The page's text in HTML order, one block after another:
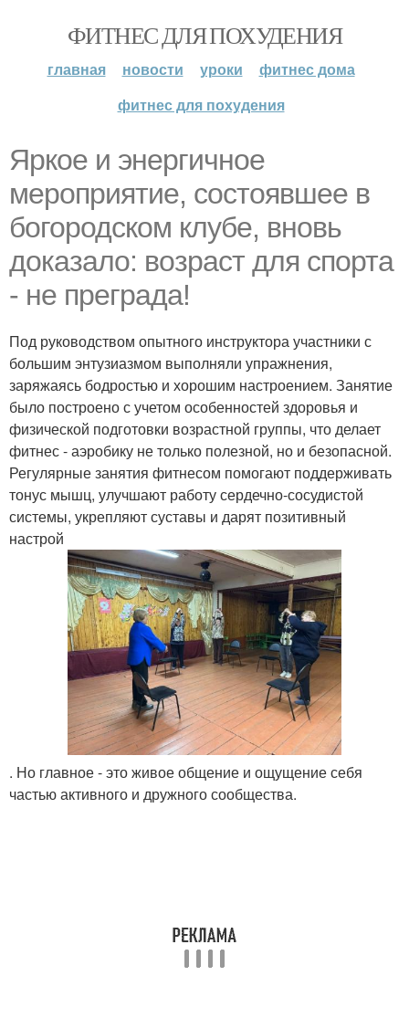
ФИТНЕС ДЛЯ ПОХУДЕНИЯ
главная новости уроки
фитнес дома
фитнес для похудения
Яркое и энергичное
мероприятие, состоявшее в
богородском клубе, вновь
доказало: возраст для спорта
- не преграда!
Под руководством опытного инструктора участники с
большим энтузиазмом выполняли упражнения,
заряжаясь бодростью и хорошим настроением. Занятие
было построено с учетом особенностей здоровья и
физической подготовки возрастной группы, что делает
фитнес - аэробику не только полезной, но и безопасной.
Регулярные занятия фитнесом помогают поддерживать
тонус мышц, улучшают работу сердечно-сосудистой
системы, укрепляют суставы и дарят позитивный
настрой
. Но главное - это живое общение и ощущение себя
частью активного и дружного сообщества.